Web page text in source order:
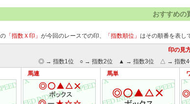
おすすめの
「指数Ｘ印」 が今回のレースでの印、 「指数順位」 はその順番を表し
印の見
◎ → 指数1位 ○ → 指数2位 ▲ → 指数3位 △ → 指数
馬連 馬単